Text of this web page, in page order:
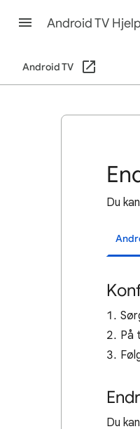
Android TV Hjelp
Android TV
Du
På
Du